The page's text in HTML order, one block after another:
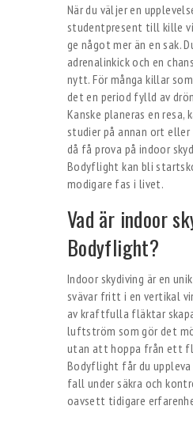
När du väljer en
studentpresent till kille
ge något mer än en sak.
adrenalinkick och en
nytt. För många killar
det en period fylld av
Kanske planeras en resa,
studier på annan ort
då få prova på indoor
Bodyflight kan bli
modigare fas i livet.
Vad är indoor
Bodyflight?
Indoor skydiving är en
svävar fritt i en vertikal
av kraftfulla fläktar
luftström som gör det
utan att hoppa från ett
Bodyflight får du
fall under säkra och
oavsett tidigare